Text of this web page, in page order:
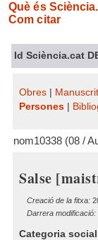
Què és
Com citar
Id Sciència.cat
Obres
Persones
nom10338 (08 /
Salse
Creació de la fitxa:
Darrera modificació:
Categoria